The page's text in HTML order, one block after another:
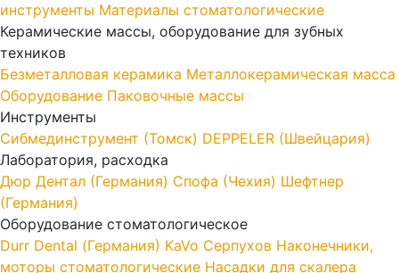
инструменты Материалы стоматологические
Керамические массы, оборудование для зубных
техников
Безметалловая керамика Металлокерамическая масса
Оборудование Паковочные массы
Инструменты
Cибмединструмент (Томск) DEPPELER (Швейцария)
Лаборатория, расходка
Дюр Дентал (Германия) Спофа (Чехия) Шефтнер
(Германия)
Оборудование стоматологическое
Durr Dental (Германия) KaVo Серпухов Наконечники,
моторы стоматологические Насадки для скалера